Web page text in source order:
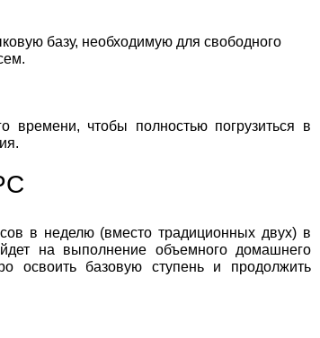
базу, необходимую для свободного
времени, чтобы полностью погрузиться в
в неделю (вместо традиционных двух) в
на выполнение объемного домашнего
освоить базовую ступень и продолжить